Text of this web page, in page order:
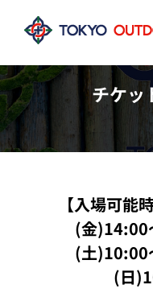
content
チケッ
【入場可能
(金)14:00
(土)10:00
(日